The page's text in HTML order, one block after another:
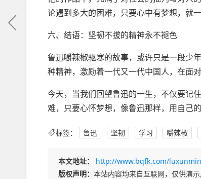
论遇到多大的困难，只要心中有梦想，就
六、结语：坚韧不拔的精神永不褪色
鲁迅嚼辣椒驱寒的故事，或许只是一段少
种精神，激励着一代又一代中国人，在面
今天，当我们回望鲁迅的一生，不仅要记
难，只要心怀梦想，像鲁迅那样，用自己
标签： 鲁迅 坚韧 学习 嚼辣椒
本文地址：
http://www.bqfk.com/
版权声明： 本站内容均来自互联网，仅供演